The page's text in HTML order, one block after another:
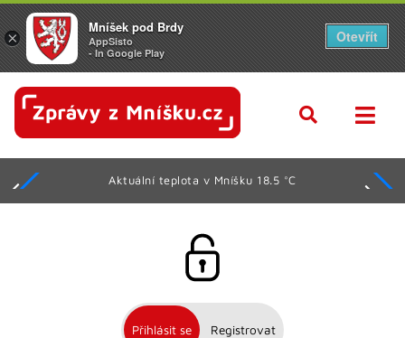
Aktuální teplota v Mníšku 18.5 °C
Přihlásit se Registrovat
×
Mníšek pod Brdy
AppSisto
- In Google Play
Otevřít